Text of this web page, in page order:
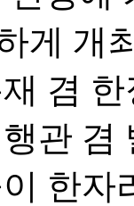
게 개
겸
관 겸
한자